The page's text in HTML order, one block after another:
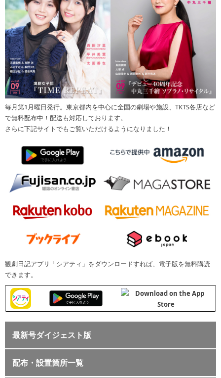
毎月第1月曜日発行。東京都内を中心に全国の劇場や施設、TKTS各店など
で無料配布中！配送も対応しております。
さらに下記サイトでもご覧いただけるようになりました！
観劇日記アプリ「シアティ」をダウンロードすれば、電子版を無料購読
できます。
最新号ダイジェスト版
配布・設置箇所一覧